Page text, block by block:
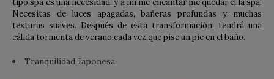
tipo spa es una necesidad, y a mí me encantar me quedar el la spa!
Necesitas de luces apagadas, bañeras profundas y muchas
texturas suaves. Después de esta transformación, tendrá una
cálida tormenta de verano cada vez que pise un pie en el baño.
Tranquilidad Japonesa